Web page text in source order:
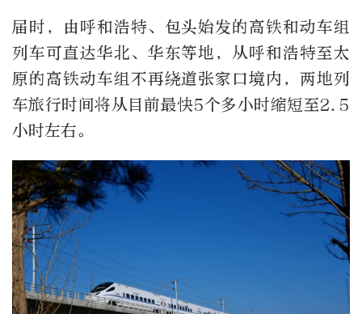
届时，由呼和浩特、包头始发的高铁和动车组
列车可直达华北、华东等地，从呼和浩特至太
原的高铁动车组不再绕道张家口境内，两地列
车旅行时间将从目前最快5个多小时缩短至2.5
小时左右。